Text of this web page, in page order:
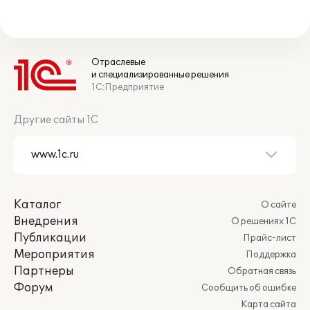
Отраслевые
и специализированные решения
1С:Предприятие
Другие сайты 1С
Каталог
Внедрения
Публикации
Мероприятия
Партнеры
Форум
О сайте
О решениях 1С
Прайс-лист
Поддержка
Обратная связь
Сообщить об ошибке
Карта сайта